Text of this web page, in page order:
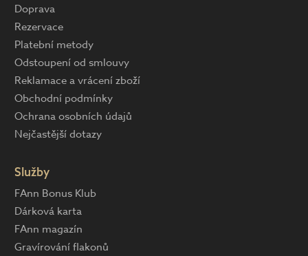
Doprava
Rezervace
Platební metody
Odstoupení od smlouvy
Reklamace a vrácení zboží
Obchodní podmínky
Ochrana osobních údajů
Nejčastější dotazy
Služby
FAnn Bonus Klub
Dárková karta
FAnn magazín
Gravírování flakonů